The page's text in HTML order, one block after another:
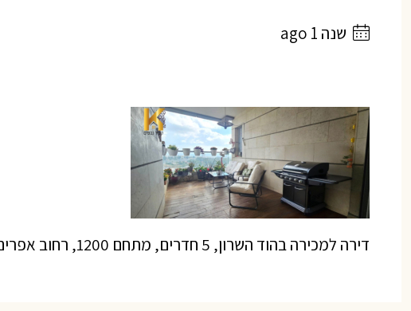
שנה 1 ago
דירה למכירה בהוד השרון, 5 חדרים, מתחם 1200, רחוב אפרים קציר | קציר נכסים – ייעוץ ותיווך נדל”ן